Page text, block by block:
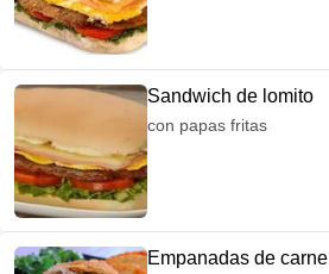
Sandwich de lomito
con papas fritas
Empanadas de carne